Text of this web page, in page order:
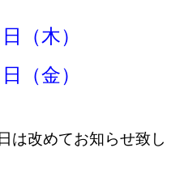
木）
金）
めてお知らせ致し